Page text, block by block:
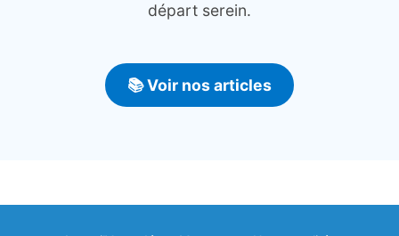
départ serein.
📚 Voir nos articles